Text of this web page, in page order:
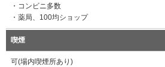
・コンビニ多数
・薬局、100均ショップ
喫煙
可(場内喫煙所あり)